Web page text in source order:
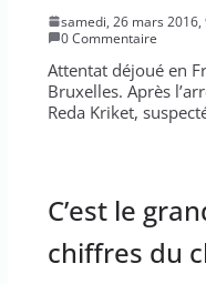
samedi, 26 mars 2016,
0 Commentaire
Attentat déjoué en
Bruxelles. Après
Reda Kriket,
C’est le
chiffres du